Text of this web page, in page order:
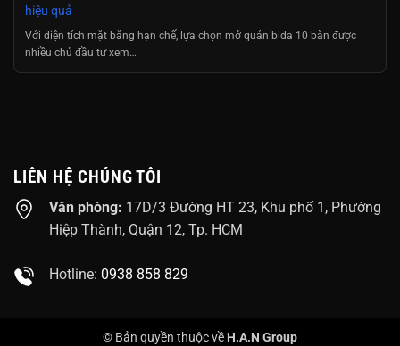
hiệu quả
Với diện tích mặt bằng hạn chế, lựa chọn mở quán bida 10 bàn được
nhiều chủ đầu tư xem…
LIÊN HỆ CHÚNG TÔI
Văn phòng: 17D/3 Đường HT 23, Khu phố 1, Phường
Hiệp Thành, Quận 12, Tp. HCM
Hotline: 0938 858 829
© Bản quyền thuộc về H.A.N Group